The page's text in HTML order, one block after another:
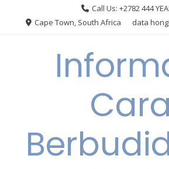
Call Us: +2782 444
Cape Town, South Africa
data
Cara